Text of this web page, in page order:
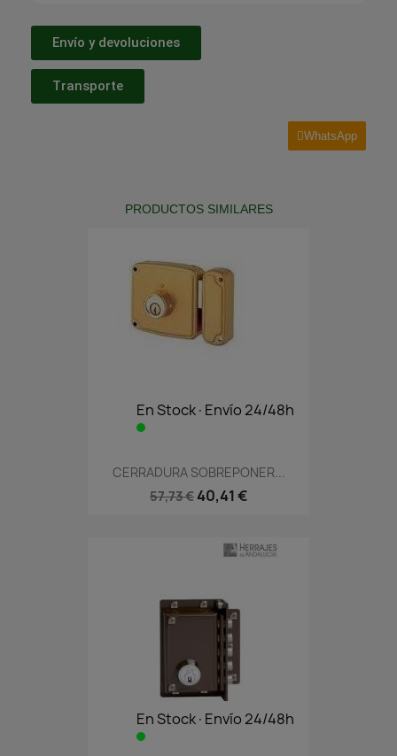
Envío y devoluciones
Transporte
WhatsApp
PRODUCTOS SIMILARES
En Stock·Envío 24/48h
CERRADURA SOBREPONER...
57,73 € 40,41 €
En Stock·Envío 24/48h